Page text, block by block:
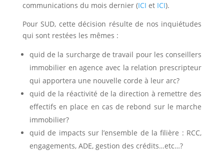
communications du mois dernier (ICI et ICI).
Pour SUD, cette décision résulte de nos inquiétudes
qui sont restées les mêmes :
quid de la surcharge de travail pour les conseillers
immobilier en agence avec la relation prescripteur
qui apportera une nouvelle corde à leur arc?
quid de la réactivité de la direction à remettre des
effectifs en place en cas de rebond sur le marche
immobilier?
quid de impacts sur l’ensemble de la filière : RCC,
engagements, ADE, gestion des crédits…etc…?